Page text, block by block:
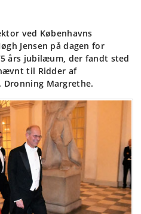
ved Københavns
Jensen på dagen for
års jubilæum, der fandt sted
til Ridder af
Dronning Margrethe.